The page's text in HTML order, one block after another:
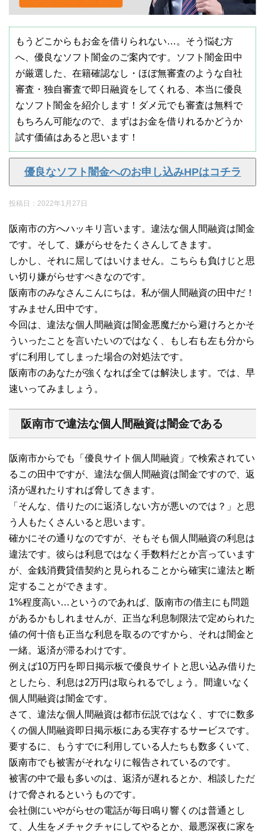
もうどこからもお金を借りられない…。そう悩む方
へ、優良なソフト闇金のご案内です。ソフト闇金田中
が厳選した、在籍確認なし・ほぼ無審査のような自社
審査・独自審査で即日融資をしてくれる、本当に優良
なソフト闇金を紹介します！ダメ元でも審査は無料で
もちろん可能なので、まずはお金を借りれるかどうか
試す価値はあると思います！
優良なソフト闇金へのお申し込みHPはコチラ
投稿日： 2022年1月27日
阪南市の方へハッキリ言います。違法な個人間融資は闇金
です。そして、嫌がらせをたくさんしてきます。
しかし、それに屈してはいけません。こちらも負けじと思
い切り嫌がらせすべきなのです。
阪南市のみなさんこんにちは。私が個人間融資の田中だ！
すみません田中です。
今回は、違法な個人間融資は闇金悪魔だから避けろとかそ
ういったことを言いたいのではなく、もし右も左も分から
ずに利用してしまった場合の対処法です。
阪南市のあなたが強くなれば全ては解決します。では、早
速いってみましょう。
阪南市で違法な個人間融資は闇金である
阪南市からでも「優良サイト個人間融資」で検索されてい
るこの田中ですが、違法な個人間融資は闇金ですので、返
済が遅れたりすれば脅してきます。
「そんな、借りたのに返済しない方が悪いのでは？」と思
う人もたくさんいると思います。
確かにその通りなのですが、そもそも個人間融資の利息は
違法です。彼らは利息ではなく手数料だとか言っています
が、金銭消費貸借契約と見られることから確実に違法と断
定することができます。
1%程度高い…というのであれば、阪南市の借主にも問題
があるかもしれませんが、正当な利息制限法で定められた
値の何十倍も正当な利息を取るのですから、それは闇金と
一緒。返済が滞るわけです。
例えば10万円を即日掲示板で優良サイトと思い込み借りた
としたら、利息は2万円は取られるでしょう。間違いなく
個人間融資は闇金です。
さて、違法な個人間融資は都市伝説ではなく、すでに数多
くの個人間融資即日掲示板にある実存するサービスです。
要するに、もうすでに利用している人たちも数多くいて、
阪南市でも被害がそれなりに報告されているのです。
被害の中で最も多いのは、返済が遅れるとか、相談しただ
けで脅されるというものです。
会社側にいやがらせの電話が毎日鳴り響くのは普通とし
て、人生をメチャクチャにしてやるとか、最悪深夜に家を